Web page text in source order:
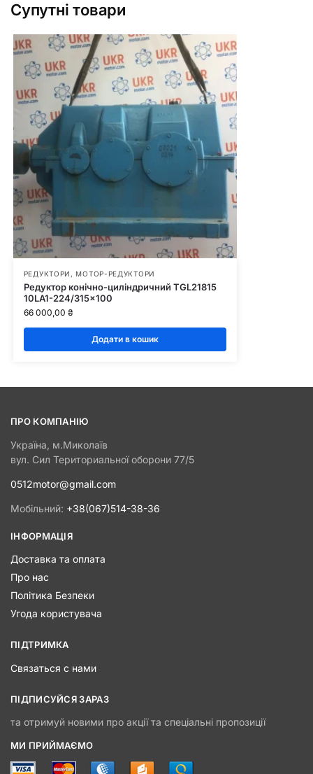
Супутні товари
РЕДУКТОРИ, МОТОР-РЕДУКТОРИ
Редуктор конічно-циліндричний TGL21815
10LA1-224/315×100
66 000,00 ₴
Додати в кошик
ПРО КОМПАНІЮ
Україна, м.Миколаїв
вул. Сил Териториальної оборони 77/5
0512motor@gmail.com
Мобільний: +38(067)514-38-36
ІНФОРМАЦІЯ
Доставка та оплата
Про нас
Політика Безпеки
Угода користувача
ПІДТРИМКА
Связаться с нами
ПІДПИСУЙСЯ ЗАРАЗ
та отримуй новими про акції та спеціальні пропозиції
МИ ПРИЙМАЄМО